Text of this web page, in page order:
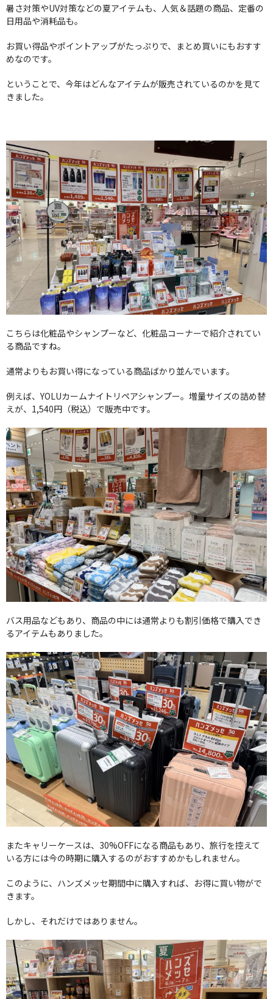
暑さ対策やUV対策などの夏アイテムも、人気＆話題の商品、定番の
日用品や消耗品も。
お買い得品やポイントアップがたっぷりで、まとめ買いにもおすす
めなのです。
ということで、今年はどんなアイテムが販売されているのかを見て
きました。
こちらは化粧品やシャンプーなど、化粧品コーナーで紹介されてい
る商品ですね。
通常よりもお買い得になっている商品ばかり並んでいます。
例えば、YOLUカームナイトリペアシャンプー。増量サイズの詰め替
えが、1,540円（税込）で販売中です。
バス用品などもあり、商品の中には通常よりも割引価格で購入でき
るアイテムもありました。
またキャリーケースは、30%OFFになる商品もあり、旅行を控えて
いる方には今の時期に購入するのがおすすめかもしれません。
このように、ハンズメッセ期間中に購入すれば、お得に買い物がで
きます。
しかし、それだけではありません。